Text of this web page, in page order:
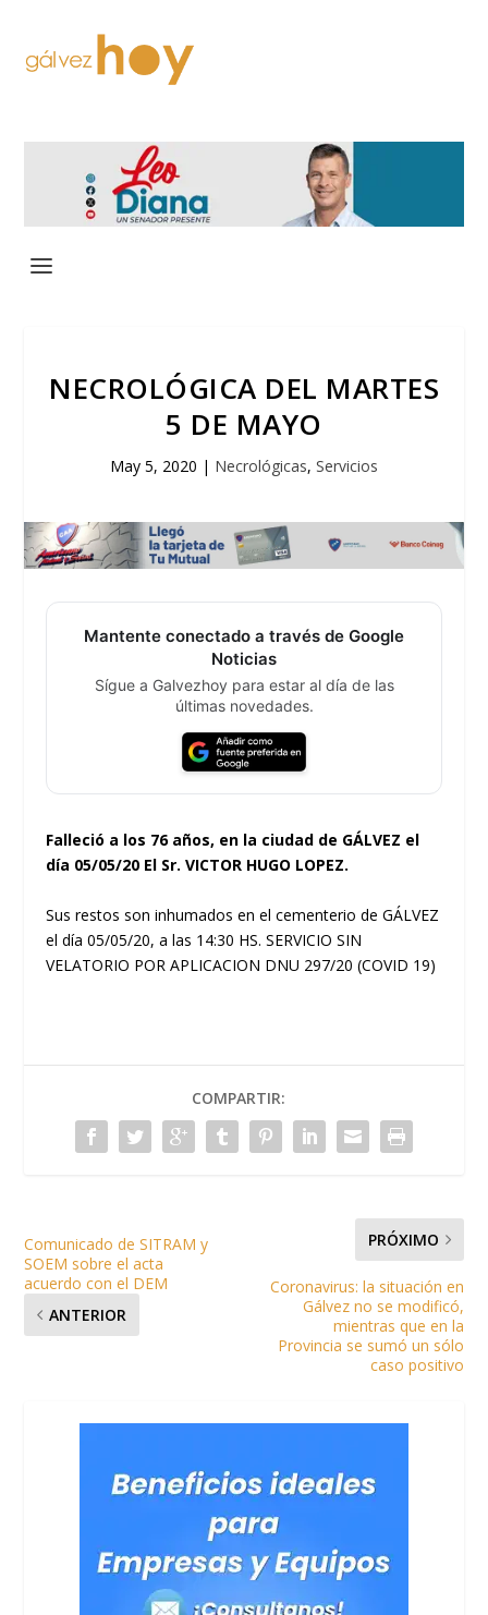
NECROLÓGICA DEL MARTES
5 DE MAYO
May 5, 2020 | Necrológicas, Servicios
Mantente conectado a través de Google
Noticias
Sígue a Galvezhoy para estar al día de las
últimas novedades.
Falleció a los 76 años, en la ciudad de GÁLVEZ el
día 05/05/20 El Sr. VICTOR HUGO LOPEZ.
Sus restos son inhumados en el cementerio de GÁLVEZ
el día 05/05/20, a las 14:30 HS. SERVICIO SIN
VELATORIO POR APLICACION DNU 297/20 (COVID 19)
COMPARTIR:
Comunicado de SITRAM y
SOEM sobre el acta
acuerdo con el DEM
ANTERIOR
PRÓXIMO
Coronavirus: la situación en
Gálvez no se modificó,
mientras que en la
Provincia se sumó un sólo
caso positivo